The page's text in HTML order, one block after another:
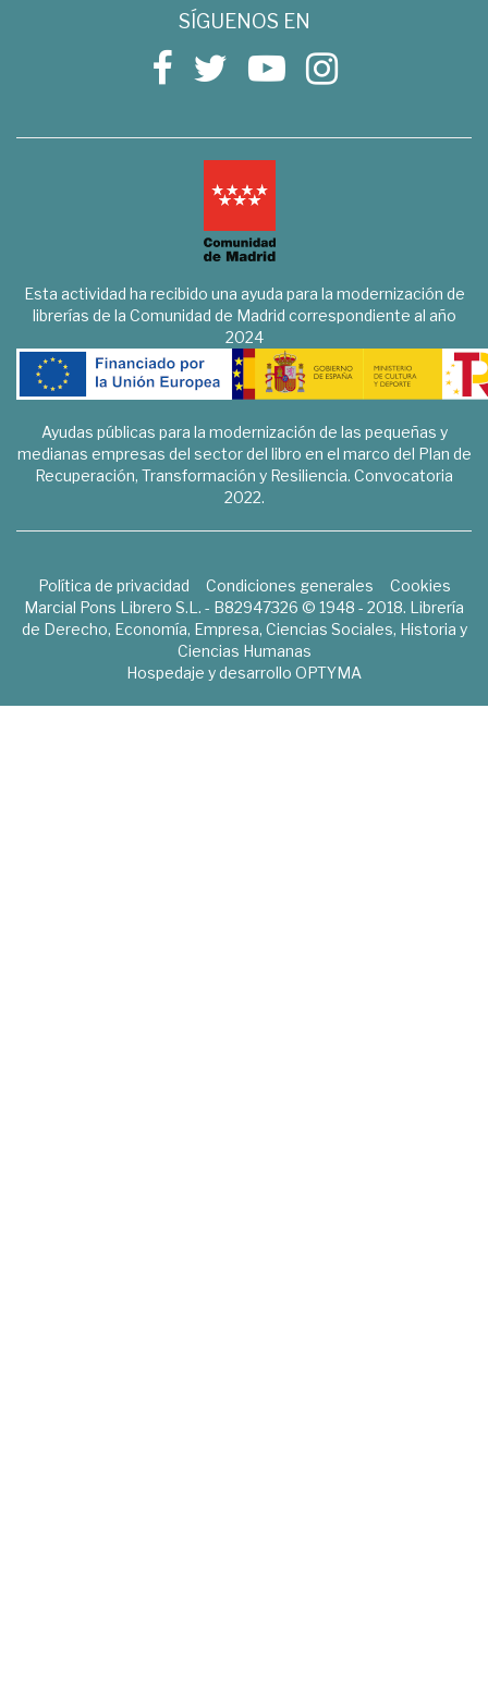
SÍGUENOS EN
Esta actividad ha recibido una ayuda para la modernización de
librerías de la Comunidad de Madrid correspondiente al año
2024
Ayudas públicas para la modernización de las pequeñas y
medianas empresas del sector del libro en el marco del Plan de
Recuperación, Transformación y Resiliencia. Convocatoria
2022.
Política de privacidad Condiciones generales
Cookies
Marcial Pons Librero S.L. - B82947326 © 1948 - 2018. Librería
de Derecho, Economía, Empresa, Ciencias Sociales, Historia y
Ciencias Humanas
Hospedaje y desarrollo OPTYMA